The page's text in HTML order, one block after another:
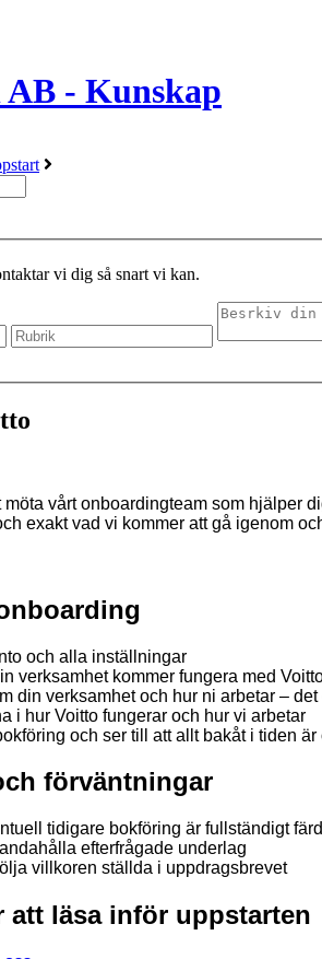
AB - Kunskap
vi dig så snart vi kan.
vårt onboardingteam som hjälper
exakt vad vi kommer att gå igenom
och alla inställningar
verksamhet kommer fungera med
din verksamhet och hur ni arbetar –
i hur Voitto fungerar och hur vi arbetar
och ser till att allt bakåt i tiden är
förväntningar
tidigare bokföring är fullständigt
efterfrågade underlag
villkoren ställda i uppdragsbrevet
att läsa inför uppstarten